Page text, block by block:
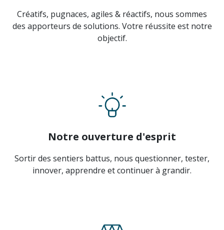
Créatifs, pugnaces, agiles & réactifs, nous sommes
des apporteurs de solutions. Votre réussite est notre
objectif.
Notre ouverture d'esprit
Sortir des sentiers battus, nous questionner, tester,
innover, apprendre et continuer à grandir.